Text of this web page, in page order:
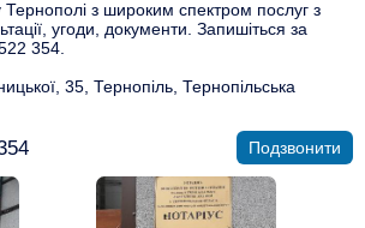
Тернополі з широким спектром послуг з
угоди, документи. Запишіться за
354.
35, Тернопіль, Тернопільська
Подзвонити